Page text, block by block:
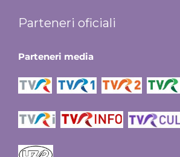
Parteneri oficiali
Parteneri media